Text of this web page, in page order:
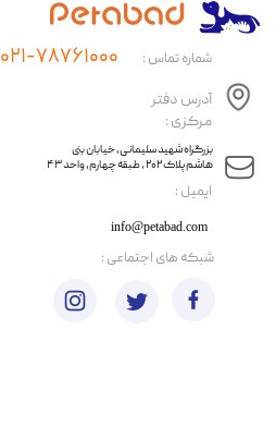
​ایمیل :
آدرس دفتر
مرکزی :
info@petabad.com
​​بزرگراه شهید سلیمانی، خیابان بنی
هاشم پلاک ۲۰۲ ، طبقه چهارم، واحد ۴۳
شماره تماس : ۰۲۱-۷۸۷۶۱۰۰۰
​شبکه های اجتماعی :